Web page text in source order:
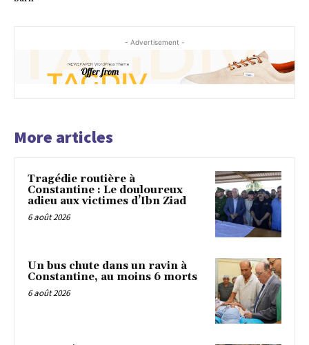
- Advertisement -
More articles
Tragédie routière à
Constantine : Le douloureux
adieu aux victimes d’Ibn Ziad
6 août 2026
Un bus chute dans un ravin à
Constantine, au moins 6 morts
6 août 2026